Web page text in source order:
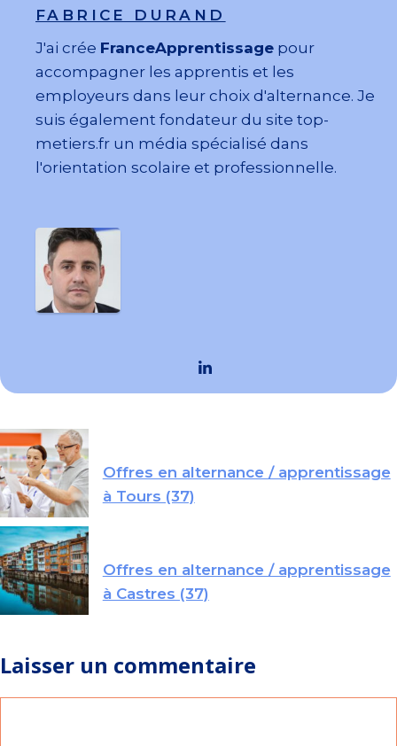
FABRICE DURAND
J'ai crée FranceApprentissage pour
accompagner les apprentis et les
employeurs dans leur choix d'alternance. Je
suis également fondateur du site top-
metiers.fr un média spécialisé dans
l'orientation scolaire et professionnelle.
Offres en alternance / apprentissage
à Tours (37)
Offres en alternance / apprentissage
à Castres (37)
Laisser un commentaire